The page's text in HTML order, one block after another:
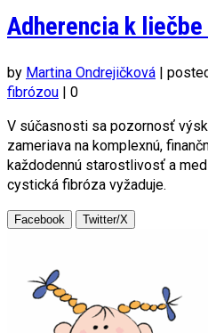
Adherencia k
by Martina Ondrejičková |
fibrózou | 0
V súčasnosti sa pozornosť
zameriava na komplexnú,
každodennú starostlivosť a
cystická fibróza vyžaduje.
Facebook Twitter/X